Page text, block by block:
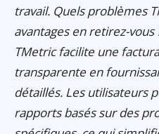
travail. Quels problèmes
avantages en retirez-vous
TMetric facilite une
transparente en
détaillés. Les utilisateurs
rapports basés sur des